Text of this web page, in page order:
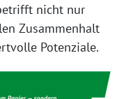
nicht nur
Zusammenhalt
Potenziale.